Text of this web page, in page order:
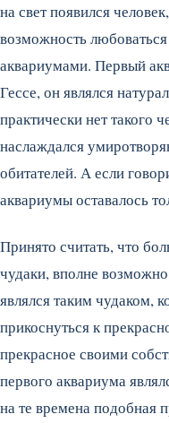
на свет появился
возможность
аквариумами. Первый
Гессе, он являлся
практически нет такого
наслаждался
обитателей. А если
аквариумы оставалось
Принято считать, что
чудаки, вполне
являлся таким чудаком,
прикоснуться к
прекрасное своими
первого аквариума
на те времена подобная